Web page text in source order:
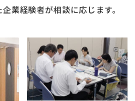
業経験者が相談に応じます。